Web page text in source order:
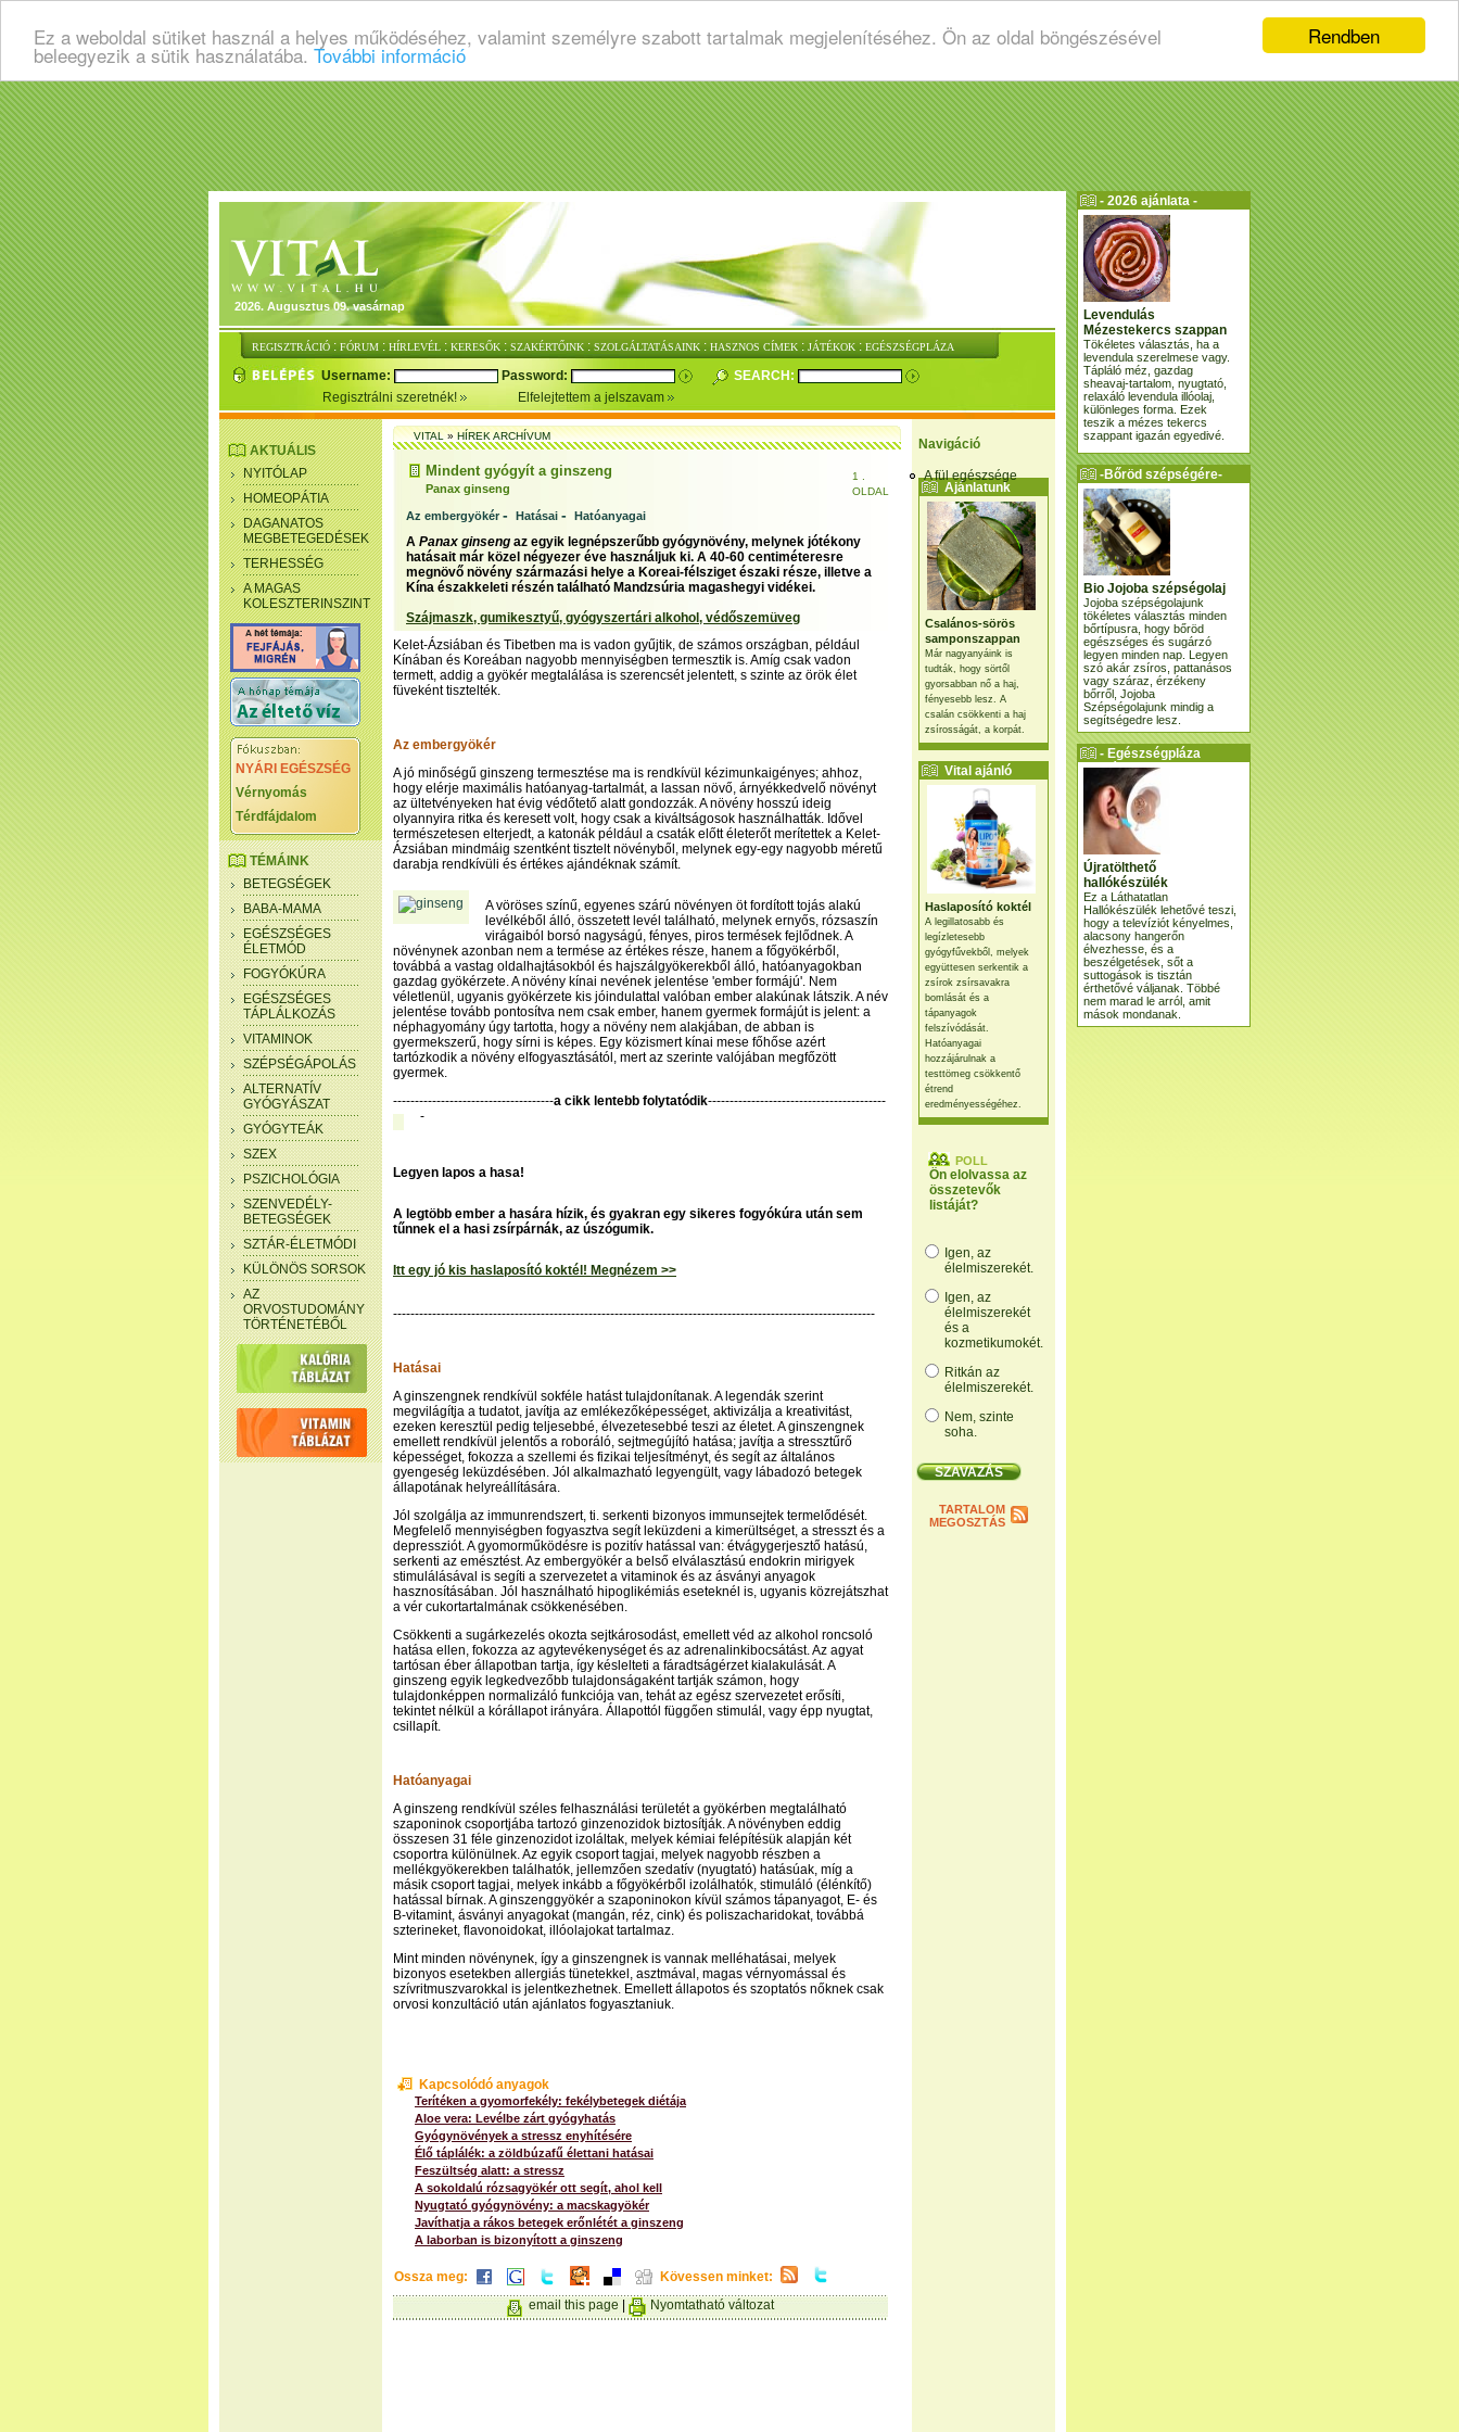
Rendben
Ez a weboldal sütiket használ a helyes működéséhez, valamint személyre szabott tartalmak megjelenítéséhez. Ön az oldal böngészésével
beleegyezik a sütik használatába. További információ
2026. Augusztus 09. vasárnap
REGISZTRÁCIÓ : FÓRUM : HÍRLEVÉL : KERESŐK : SZAKÉRTŐINK : SZOLGÁLTATÁSAINK : HASZNOS CÍMEK : JÁTÉKOK : EGÉSZSÉGPLÁZA
Username: Password:
SEARCH:
Regisztrálni szeretnék!
Elfelejtettem a jelszavam
Navigáció
A fül egészsége
Ajánlatunk
Csalános-sörös
samponszappan
Már nagyanyáink is
tudták, hogy sörtől
gyorsabban nő a haj,
fényesebb lesz. A
csalán csökkenti a haj
zsírosságát, a korpát.
Vital ajánló
Haslaposító koktél
A legillatosabb és
legízletesebb
gyógyfűvekből, melyek
együttesen serkentik a
zsírok zsírsavakra
bomlását és a
tápanyagok
felszívódását.
Hatóanyagai
hozzájárulnak a
testtömeg csökkentő
étrend
eredményességéhez.
POLL
Ön elolvassa az
összetevők
listáját?
Igen, az
élelmiszerekét.
Igen, az
élelmiszerekét
és a
kozmetikumokét.
Ritkán az
élelmiszerekét.
Nem, szinte
soha.
TARTALOM
MEGOSZTÁS
AKTUÁLIS
NYITÓLAP
HOMEOPÁTIA
DAGANATOS
MEGBETEGEDÉSEK
TERHESSÉG
A MAGAS
KOLESZTERINSZINT
NYÁRI EGÉSZSÉG
Vérnyomás
Térdfájdalom
TÉMÁINK
BETEGSÉGEK
BABA-MAMA
EGÉSZSÉGES
ÉLETMÓD
FOGYÓKÚRA
EGÉSZSÉGES
TÁPLÁLKOZÁS
VITAMINOK
SZÉPSÉGÁPOLÁS
ALTERNATÍV
GYÓGYÁSZAT
GYÓGYTEÁK
SZEX
PSZICHOLÓGIA
SZENVEDÉLY-
BETEGSÉGEK
SZTÁR-ÉLETMÓDI
KÜLÖNÖS SORSOK
AZ
ORVOSTUDOMÁNY
TÖRTÉNETÉBŐL
VITAL»HÍREK ARCHÍVUM
Mindent gyógyít a ginszeng
Panax ginseng
1 .
OLDAL
Az embergyökér - Hatásai - Hatóanyagai
A Panax ginseng az egyik legnépszerűbb gyógynövény, melynek jótékony
hatásait már közel négyezer éve használjuk ki. A 40-60 centiméteresre
megnövő növény származási helye a Koreai-félsziget északi része, illetve a
Kína északkeleti részén található Mandzsúria magashegyi vidékei.
Szájmaszk, gumikesztyű, gyógyszertári alkohol, védőszemüveg
Kelet-Ázsiában és Tibetben ma is vadon gyűjtik, de számos országban, például
Kínában és Koreában nagyobb mennyiségben termesztik is. Amíg csak vadon
termett, addig a gyökér megtalálása is szerencsét jelentett, s szinte az örök élet
füveként tisztelték.
Az embergyökér
A jó minőségű ginszeng termesztése ma is rendkívül kézimunkaigényes; ahhoz,
hogy elérje maximális hatóanyag-tartalmát, a lassan növő, árnyékkedvelő növényt
az ültetvényeken hat évig védőtető alatt gondozzák. A növény hosszú ideig
olyannyira ritka és keresett volt, hogy csak a kiváltságosok használhatták. Idővel
természetesen elterjedt, a katonák például a csaták előtt életerőt merítettek a Kelet-
Ázsiában mindmáig szentként tisztelt növényből, melynek egy-egy nagyobb méretű
darabja rendkívüli és értékes ajándéknak számít.
A vöröses színű, egyenes szárú növényen öt fordított tojás alakú
levélkéből álló, összetett levél található, melynek ernyős, rózsaszín
virágaiból borsó nagyságú, fényes, piros termések fejlődnek. A
növénynek azonban nem a termése az értékes része, hanem a főgyökérből,
továbbá a vastag oldalhajtásokból és hajszálgyökerekből álló, hatóanyagokban
gazdag gyökérzete. A növény kínai nevének jelentése 'ember formájú'. Nem
véletlenül, ugyanis gyökérzete kis jóindulattal valóban ember alakúnak látszik. A név
jelentése tovább pontosítva nem csak ember, hanem gyermek formájút is jelent: a
néphagyomány úgy tartotta, hogy a növény nem alakjában, de abban is
gyermekszerű, hogy sírni is képes. Egy közismert kínai mese főhőse azért
tartózkodik a növény elfogyasztásától, mert az szerinte valójában megfőzött
gyermek.
-------------------------------------a cikk lentebb folytatódik-----------------------------------------
-
Legyen lapos a hasa!
A legtöbb ember a hasára hízik, és gyakran egy sikeres fogyókúra után sem
tűnnek el a hasi zsírpárnák, az úszógumik.
Itt egy jó kis haslaposító koktél! Megnézem >>
---------------------------------------------------------------------------------------------------------------
Hatásai
A ginszengnek rendkívül sokféle hatást tulajdonítanak. A legendák szerint
megvilágítja a tudatot, javítja az emlékezőképességet, aktivizálja a kreativitást,
ezeken keresztül pedig teljesebbé, élvezetesebbé teszi az életet. A ginszengnek
emellett rendkívül jelentős a roboráló, sejtmegújító hatása; javítja a stressztűrő
képességet, fokozza a szellemi és fizikai teljesítményt, és segít az általános
gyengeség leküzdésében. Jól alkalmazható legyengült, vagy lábadozó betegek
állapotának helyreállítására.
Jól szolgálja az immunrendszert, ti. serkenti bizonyos immunsejtek termelődését.
Megfelelő mennyiségben fogyasztva segít leküzdeni a kimerültséget, a stresszt és a
depressziót. A gyomorműködésre is pozitív hatással van: étvágygerjesztő hatású,
serkenti az emésztést. Az embergyökér a belső elválasztású endokrin mirigyek
stimulálásával is segíti a szervezetet a vitaminok és az ásványi anyagok
hasznosításában. Jól használható hipoglikémiás eseteknél is, ugyanis közrejátszhat
a vér cukortartalmának csökkenésében.
Csökkenti a sugárkezelés okozta sejtkárosodást, emellett véd az alkohol roncsoló
hatása ellen, fokozza az agytevékenységet és az adrenalinkibocsátást. Az agyat
tartósan éber állapotban tartja, így késlelteti a fáradtságérzet kialakulását. A
ginszeng egyik legkedvezőbb tulajdonságaként tartják számon, hogy
tulajdonképpen normalizáló funkciója van, tehát az egész szervezetet erősíti,
tekintet nélkül a kórállapot irányára. Állapottól függően stimulál, vagy épp nyugtat,
csillapít.
Hatóanyagai
A ginszeng rendkívül széles felhasználási területét a gyökérben megtalálható
szaponinok csoportjába tartozó ginzenozidok biztosítják. A növényben eddig
összesen 31 féle ginzenozidot izoláltak, melyek kémiai felépítésük alapján két
csoportra különülnek. Az egyik csoport tagjai, melyek nagyobb részben a
mellékgyökerekben találhatók, jellemzően szedatív (nyugtató) hatásúak, míg a
másik csoport tagjai, melyek inkább a főgyökérből izolálhatók, stimuláló (élénkítő)
hatással bírnak. A ginszenggyökér a szaponinokon kívül számos tápanyagot, E- és
B-vitamint, ásványi anyagokat (mangán, réz, cink) és poliszacharidokat, továbbá
szterineket, flavonoidokat, illóolajokat tartalmaz.
Mint minden növénynek, így a ginszengnek is vannak melléhatásai, melyek
bizonyos esetekben allergiás tünetekkel, asztmával, magas vérnyomással és
szívritmuszvarokkal is jelentkezhetnek. Emellett állapotos és szoptatós nőknek csak
orvosi konzultáció után ajánlatos fogyasztaniuk.
Kapcsolódó anyagok
Terítéken a gyomorfekély: fekélybetegek diétája
Aloe vera: Levélbe zárt gyógyhatás
Gyógynövények a stressz enyhítésére
Élő táplálék: a zöldbúzafű élettani hatásai
Feszültség alatt: a stressz
A sokoldalú rózsagyökér ott segít, ahol kell
Nyugtató gyógynövény: a macskagyökér
Javíthatja a rákos betegek erőnlétét a ginszeng
A laborban is bizonyított a ginszeng
Ossza meg:
Kövessen minket:
email this page
Nyomtatható változat
- 2026 ajánlata -
Levendulás
Mézestekercs szappan
Tökéletes választás, ha a
levendula szerelmese vagy.
Tápláló méz, gazdag
sheavaj-tartalom, nyugtató,
relaxáló levendula illóolaj,
különleges forma. Ezek
teszik a mézes tekercs
szappant igazán egyedivé.
-Bőröd szépségére-
Bio Jojoba szépségolaj
Jojoba szépségolajunk
tökéletes választás minden
bőrtípusra, hogy bőröd
egészséges és sugárzó
legyen minden nap. Legyen
szó akár zsíros, pattanásos
vagy száraz, érzékeny
bőrről, Jojoba
Szépségolajunk mindig a
segítségedre lesz.
- Egészségpláza
ajánlatunk -
Újratölthető
hallókészülék
Ez a Láthatatlan
Hallókészülék lehetővé teszi,
hogy a televíziót kényelmes,
alacsony hangerőn
élvezhesse, és a
beszélgetések, sőt a
suttogások is tisztán
érthetővé váljanak. Többé
nem marad le arról, amit
mások mondanak.